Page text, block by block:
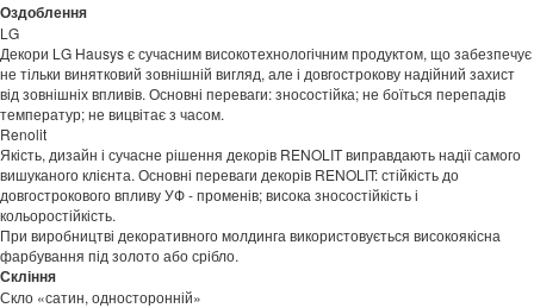
Оздоблення
LG
Декори LG Hausys є сучасним високотехнологічним продуктом, що забезпечує
не тільки винятковий зовнішній вигляд, але і довгострокову надійний захист
від зовнішніх впливів. Основні переваги: зносостійка; не боїться перепадів
температур; не вицвітає з часом.
Renolit
Якість, дизайн і сучасне рішення декорів RENOLIT виправдають надії самого
вишуканого клієнта. Основні переваги декорів RENOLIT: стійкість до
довгострокового впливу УФ - променів; висока зносостійкість і
кольоростійкість.
При виробництві декоративного молдинга використовується високоякісна
фарбування під золото або срібло.
Скління
Скло «сатин, односторонній»